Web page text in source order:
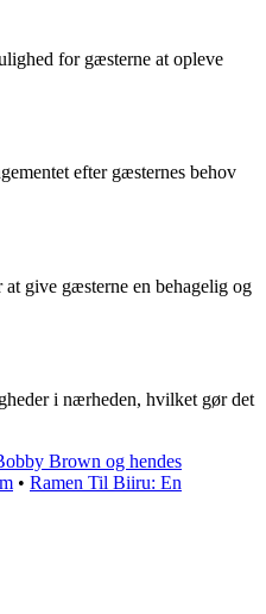
for gæsterne at opleve
efter gæsternes behov
give gæsterne en behagelig og
i nærheden, hvilket gør det
Brown og hendes
• Ramen Til Biiru: En